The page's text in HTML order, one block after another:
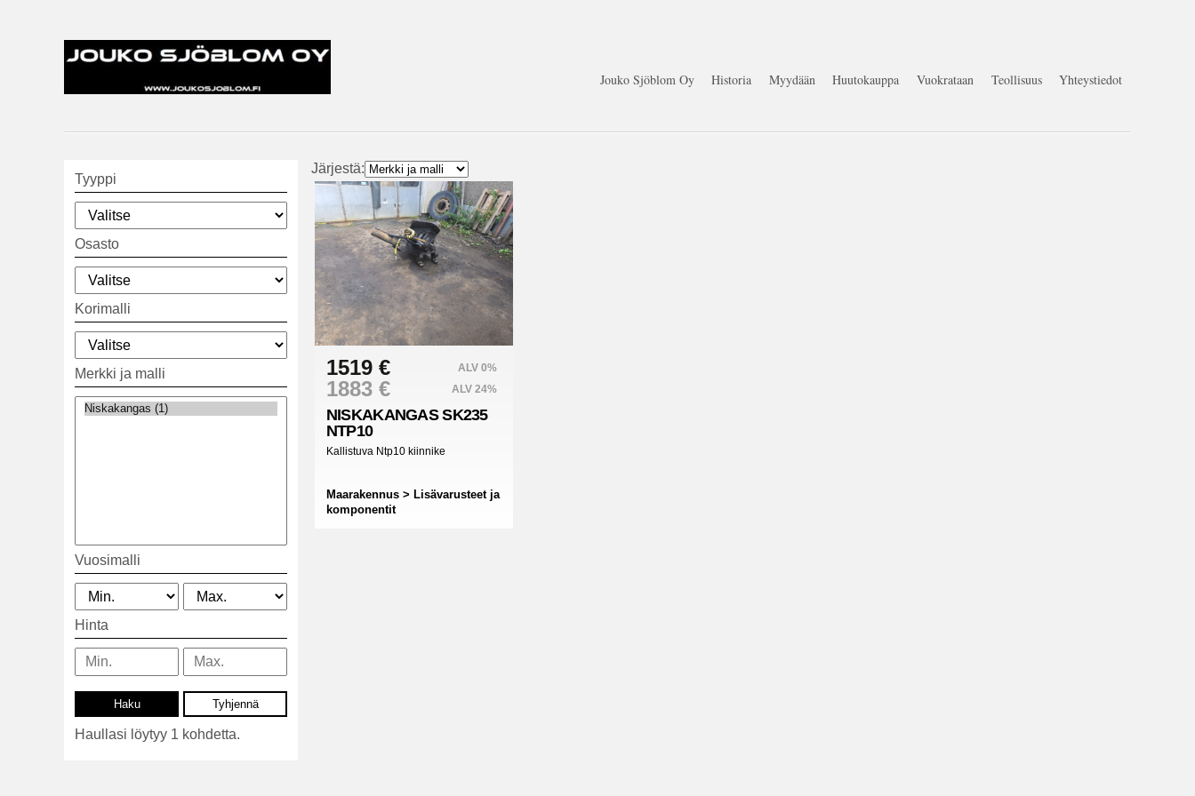
Jouko Sjöblom Oy Historia Myydään Huutokauppa Vuokrataan Teollisuus Yhteystiedot
Tyyppi
Osasto
Korimalli
Merkki ja malli
Vuosimalli
Hinta
Haullasi löytyy 1 kohdetta.
Järjestä:
1519 € ALV 0%
1883 € ALV 24%
NISKAKANGAS SK235
NTP10
Kallistuva Ntp10 kiinnike
Maarakennus > Lisävarusteet ja
komponentit